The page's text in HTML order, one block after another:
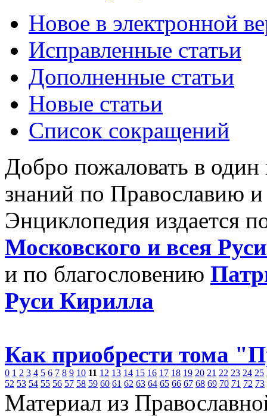
Новое в электронной
Исправленные статьи
Дополненные статьи
Новые статьи
Список сокращений
Добро пожаловать в
знаний по Православию
Энциклопедия издается
Московского и всея
и по благословению
Руси Кирилла
Как приобрести тома
0 1 2 3 4 5 6 7 8 9 10 11 12 13 14 15 16 17 18 19 20 21 22 23 24 25
52 53 54 55 56 57 58 59 60 61 62 63 64 65 66 67 68 69 70 71 72 73
Материал из